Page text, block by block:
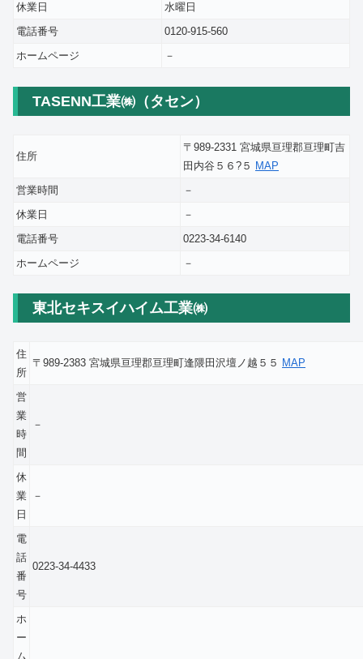
休業日
水曜日
電話番号
0120-915-560
ホームページ
－
TASENN工業㈱（タセン）
住所
〒989-2331 宮城県亘理郡亘理町吉
田内谷５６?５ MAP
営業時間
－
休業日
－
電話番号
0223-34-6140
ホームページ
－
東北セキスイハイム工業㈱
住
所
〒989-2383 宮城県亘理郡亘理町逢隈田沢壇ノ越５５ MAP
営
業
時
間
－
休
業
日
－
電
話
番
号
0223-34-4433
ホ
ー
ム